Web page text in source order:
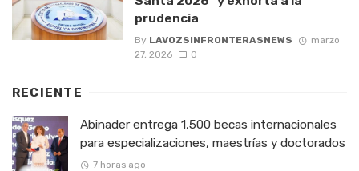
prudencia
By LAVOZSINFRONTERASNEWS
marzo
27, 2026
0
RECIENTE
Abinader entrega 1,500 becas internacionales
para especializaciones, maestrías y doctorados
7 horas ago